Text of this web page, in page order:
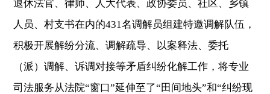
退休法官、律师、人大代表、政协委员、社区、乡镇
人员、村支书在内的431名调解员组建特邀调解队伍，
积极开展解纷分流、调解疏导、以案释法、委托
（派）调解、诉调对接等矛盾纠纷化解工作，将专业
司法服务从法院“窗口”延伸至了“田间地头”和“纠纷现